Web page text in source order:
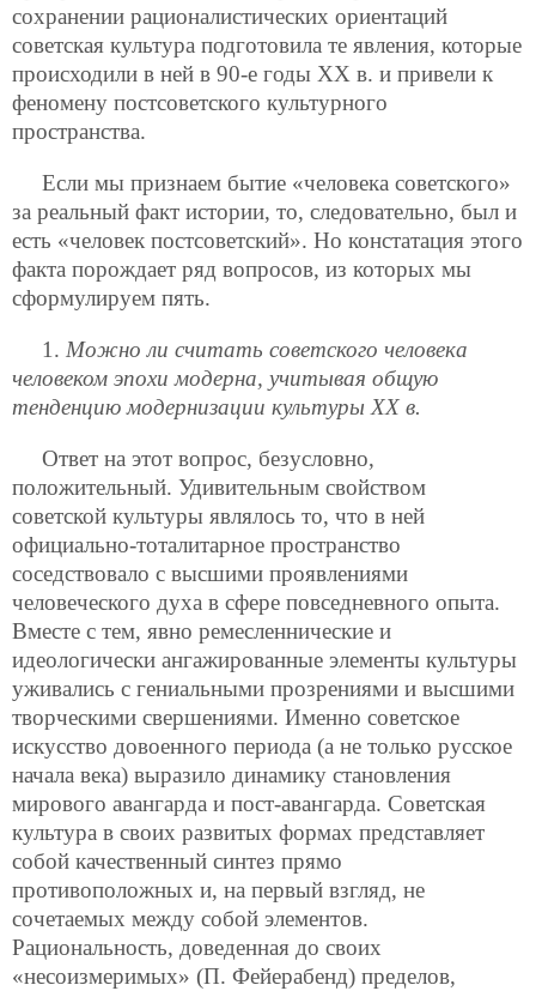
сохранении рационалистических ориентаций
советская культура подготовила те явления, которые
происходили в ней в 90-е годы XX в. и привели к
феномену постсоветского культурного
пространства.
Если мы признаем бытие «человека советского»
за реальный факт истории, то, следовательно, был и
есть «человек постсоветский». Но констатация этого
факта порождает ряд вопросов, из которых мы
сформулируем пять.
1. Можно ли считать советского человека
человеком эпохи модерна, учитывая общую
тенденцию модернизации культуры XX в.
Ответ на этот вопрос, безусловно,
положительный. Удивительным свойством
советской культуры являлось то, что в ней
официально-тоталитарное пространство
соседствовало с высшими проявлениями
человеческого духа в сфере повседневного опыта.
Вместе с тем, явно ремесленнические и
идеологически ангажированные элементы культуры
уживались с гениальными прозрениями и высшими
творческими свершениями. Именно советское
искусство довоенного периода (а не только русское
начала века) выразило динамику становления
мирового авангарда и пост-авангарда. Советская
культура в своих развитых формах представляет
собой качественный синтез прямо
противоположных и, на первый взгляд, не
сочетаемых между собой элементов.
Рациональность, доведенная до своих
«несоизмеримых» (П. Фейерабенд) пределов,